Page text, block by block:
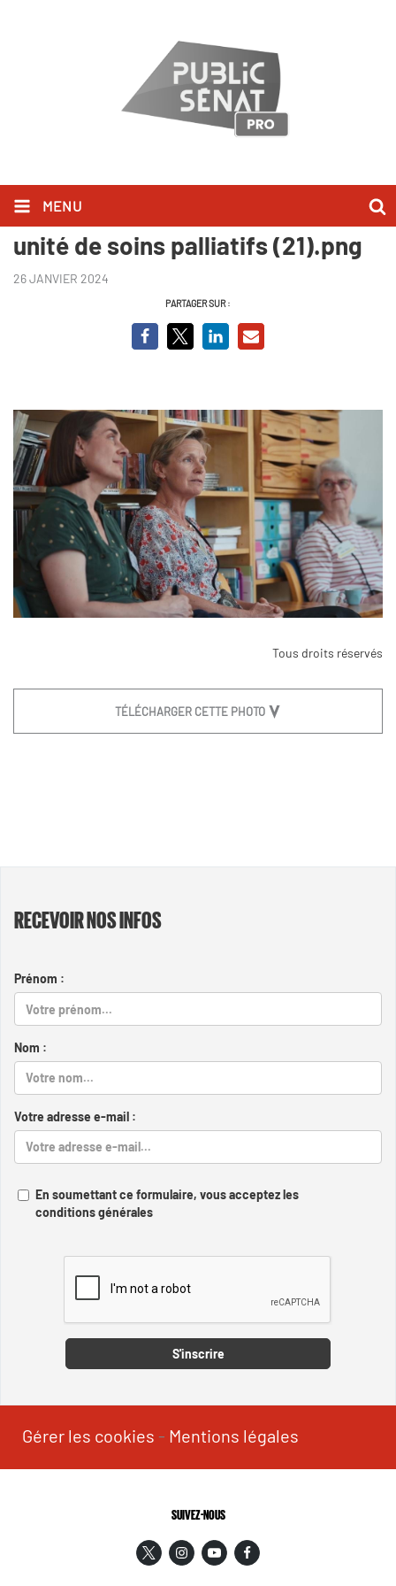
MENU
Ici et maintenant au coeur d'une
unité de soins palliatifs (21).png
26 JANVIER 2024
PARTAGER SUR :
Tous droits réservés
TÉLÉCHARGER CETTE PHOTO
RECEVOIR NOS INFOS
Prénom :
Nom :
Votre adresse e-mail :
En soumettant ce formulaire, vous acceptez les
conditions générales
S'inscrire
Gérer les cookies - Mentions légales
SUIVEZ-NOUS